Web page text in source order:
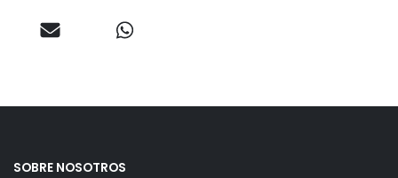
SOBRE NOSOTROS